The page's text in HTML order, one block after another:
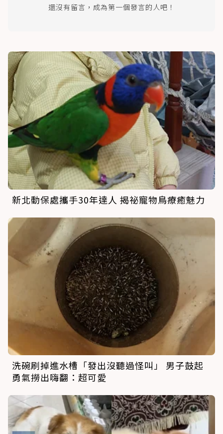
還沒有留言，成為第一個發言的人吧！
新北動保處攜手30年達人 揭祕寵物鳥療癒魅力
洗碗刷掉進水槽「發出沒聽過怪叫」 男子鼓起
勇氣撈出嗨翻：超可愛